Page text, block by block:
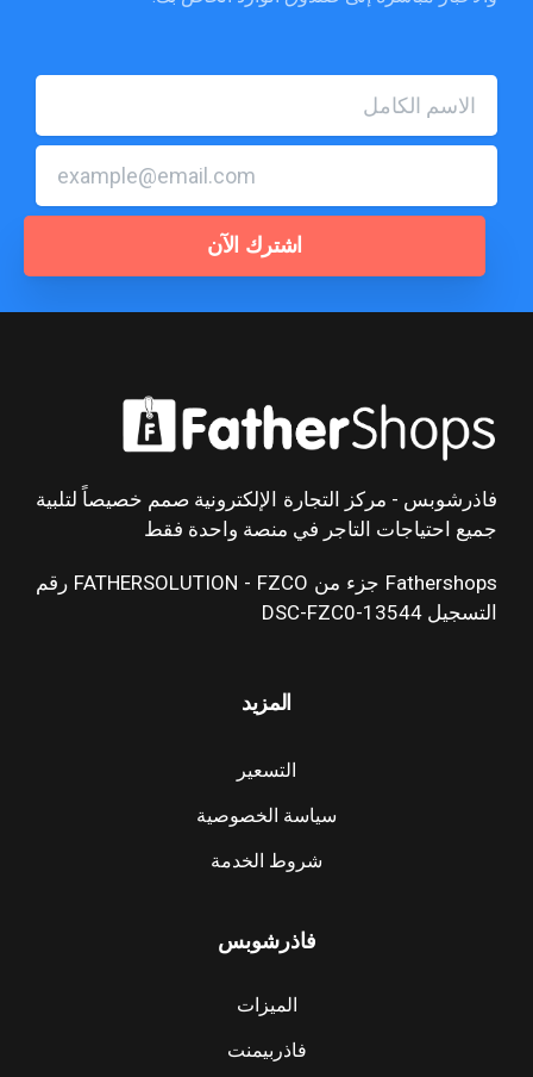
فاذرشوبس - مركز التجارة الإلكترونية صمم خصيصاً لتلبية
جميع احتياجات التاجر في منصة واحدة فقط
Fathershops جزء من FATHERSOLUTION - FZCO رقم
التسجيل DSC-FZC0-13544
المزيد
التسعير
سياسة الخصوصية
شروط الخدمة
فاذرشوبس
الميزات
فاذربيمنت